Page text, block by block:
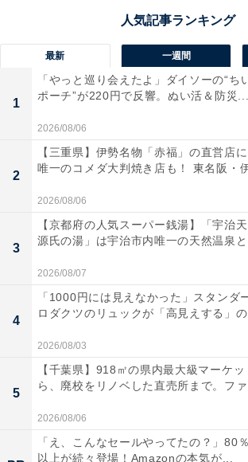
最新 一週間
1
「やっと巡り会えたよ」ダイソーの“ち
ポーチ”が220円で反響。ぬい活＆防災...
2026/08/06
2
【三重県】伊勢名物「赤福」の直営店
唯一のコメダ大判焼き店も！ 東名阪・
2026/08/06
3
【京都府の人気スーパー銭湯】「宇治
源氏の湯」は宇治市内唯一の天然温泉と
2026/08/07
4
「1000円には見えなかった」スタンダ
ロダクツのリュックが「高見えする」の
2026/08/03
5
【千葉県】918㎡の県内最大級マーケッ
ら、廃校をリノベした直売所まで。ファ
2026/08/06
「え、こんなセールやってたの？」80
以上が続々登場！Amazonの本気が...